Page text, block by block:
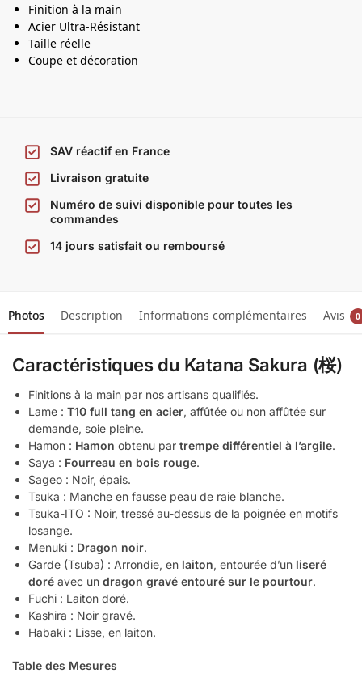
a
Finition à la main
Acier Ultra-Résistant
Taille réelle
Coupe et décoration
SAV réactif en France
Livraison gratuite
Numéro de suivi disponible pour toutes les
commandes
14 jours satisfait ou remboursé
Photos Description Informations complémentaires Avis 0
Caractéristiques du Katana Sakura (桜)
Finitions à la main par nos artisans qualifiés.
Lame : T10 full tang en acier, affûtée ou non affûtée sur
demande, soie pleine.
Hamon : Hamon obtenu par trempe différentiel à l’argile.
Saya : Fourreau en bois rouge.
Sageo : Noir, épais.
Tsuka : Manche en fausse peau de raie blanche.
Tsuka-ITO : Noir, tressé au-dessus de la poignée en motifs
losange.
Menuki : Dragon noir.
Garde (Tsuba) : Arrondie, en laiton, entourée d’un liseré
doré avec un dragon gravé entouré sur le pourtour.
Fuchi : Laiton doré.
Kashira : Noir gravé.
Habaki : Lisse, en laiton.
Table des Mesures